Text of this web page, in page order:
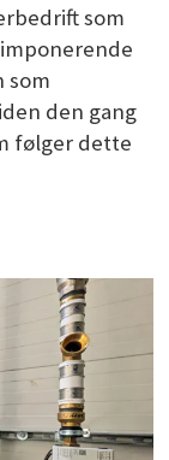
som
som
den gang
følger dette